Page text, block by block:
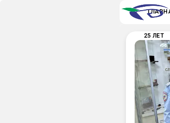
25 ЛЕТ